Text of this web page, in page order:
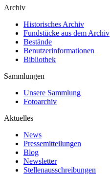
Archiv
Historisches Archiv
Fundstücke aus dem Archiv
Bestände
Benutzerinformationen
Bibliothek
Sammlungen
Unsere Sammlung
Fotoarchiv
Aktuelles
News
Pressemitteilungen
Blog
Newsletter
Stellenausschreibungen